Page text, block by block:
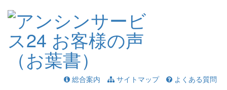
総合案内 サイトマップ
よくある質問